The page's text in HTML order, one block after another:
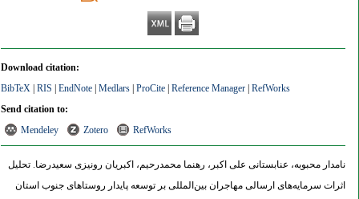
Download citation:
BibTeX|RIS|EndNote|Medlars|ProCite|Reference Manager|RefWorks
Send citation to:
Mendeley
Zotero RefWorks
نامدار محبوبه، عنابستانی علی اکبر، رهنما محمدرحیم، اکبریان رونیزی سعیدرضا. تحلیل
اثرات سرمایه‌های ارسالی مهاجران بین‌المللی بر توسعه پایدار روستاهای جنوب استان